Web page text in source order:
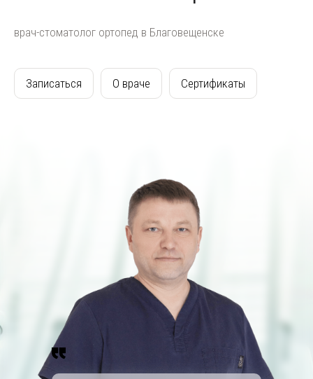
врач-стоматолог ортопед в Благовещенске
Записаться О враче Сертификаты